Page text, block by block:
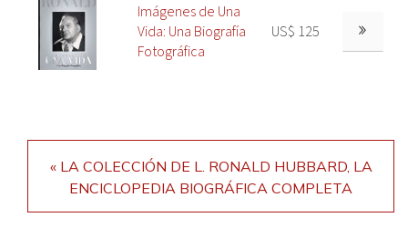
Imágenes de Una
Vida: Una Biografía
Fotográfica
US$ 125
« LA COLECCIÓN DE L. RONALD HUBBARD, LA
ENCICLOPEDIA BIOGRÁFICA COMPLETA